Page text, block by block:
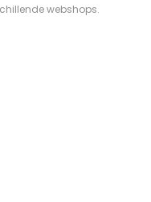
webshops.